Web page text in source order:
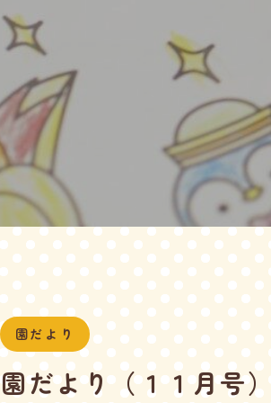
園だより
園だより（１１月号